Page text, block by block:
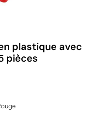
plastique avec
pièces